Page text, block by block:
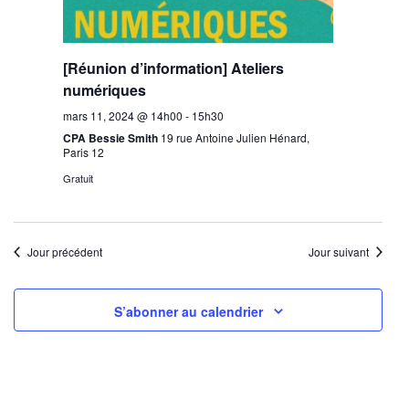
[Réunion d’information] Ateliers
numériques
mars 11, 2024 @ 14h00 - 15h30
CPA Bessie Smith 19 rue Antoine Julien Hénard,
Paris 12
Gratuit
Jour précédent Jour suivant
S’abonner au calendrier